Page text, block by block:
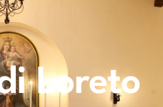
Loreto